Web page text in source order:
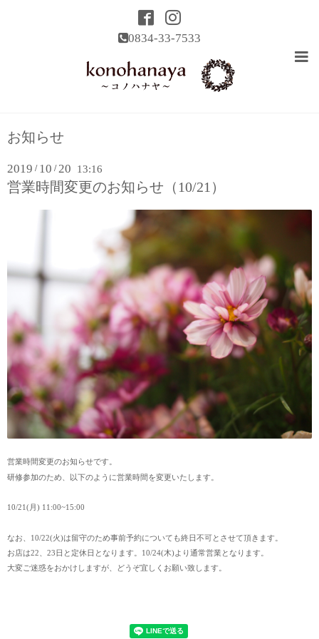
0834-33-7533
お知らせ
2019 / 10 /20 13:16
営業時間変更のお知らせ（10/21）
営業時間変更のお知らせです。
研修参加のため、以下のように営業時間を変更いたします。
10/21(月) 11:00~15:00
なお、10/22(火)は留守のため事前予約についても終日不可とさせて頂きます。
お店は22、23日と定休日となります。10/24(木)より通常営業となります。
大変ご迷惑をおかけしますが、どうぞ宜しくお願い致します。